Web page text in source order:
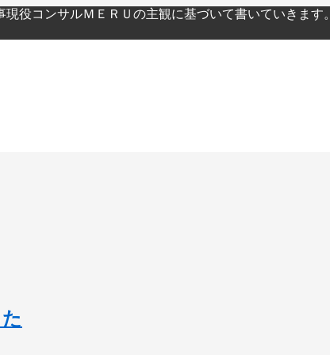
役コンサルＭＥＲＵの主観に基づいて書いていきま